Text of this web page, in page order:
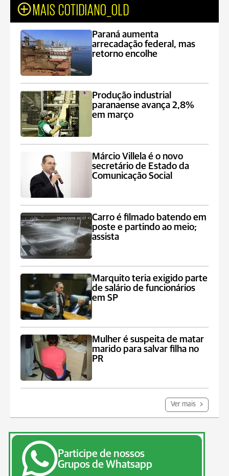
MAIS COTIDIANO_OLD
Paraná aumenta
arrecadação federal, mas
retorno encolhe
Produção industrial
paranaense avança 2,8%
em março
Márcio Villela é o novo
secretário de Estado da
Comunicação Social
Carro é filmado batendo em
poste e partindo ao meio;
assista
Marquito teria exigido parte
de salário de funcionários
em SP
Mulher é suspeita de matar
marido para salvar filha no
PR
Ver mais
Participe de nossos
Grupos de Whatsapp